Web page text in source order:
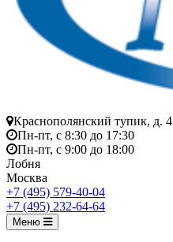
Краснополянский тупик, д. 4
Пн-пт, с 8:30 до 17:30
Пн-пт, с 9:00 до 18:00
Лобня
Москва
+7 (495) 579-40-04
+7 (495) 232-64-64
Меню